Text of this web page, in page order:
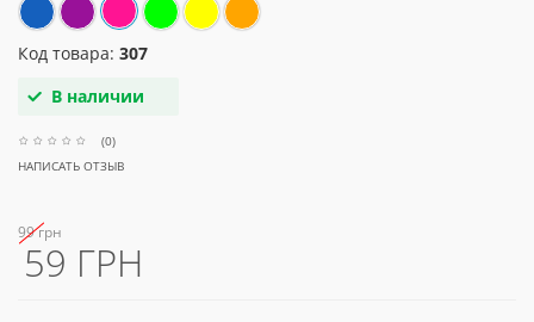
Код товара: 307
В наличии
(0)
НАПИСАТЬ ОТЗЫВ
99 грн
59 ГРН